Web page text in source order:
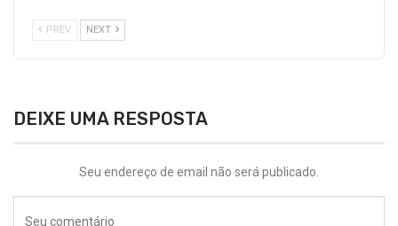
PREV NEXT
DEIXE UMA RESPOSTA
Seu endereço de email não será publicado.